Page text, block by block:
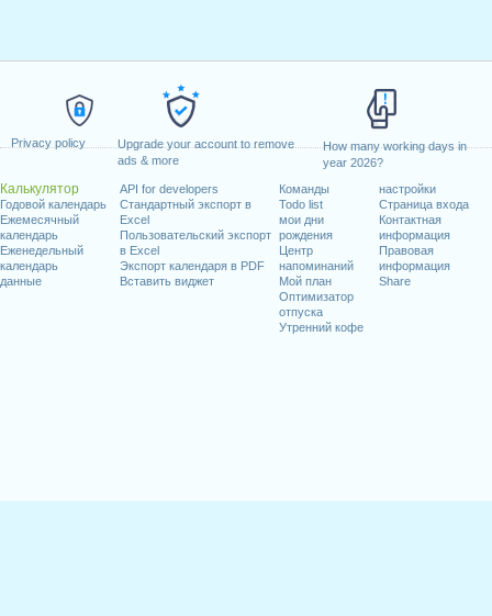
Privacy policy
Upgrade your account to remove
ads & more
How many working days in
year 2026?
Калькулятор
Годовой календарь
Ежемесячный
календарь
Еженедельный
календарь
данные
API for developers
Стандартный экспорт в
Excel
Пользовательский экспорт
в Excel
Экспорт календаря в PDF
Вставить виджет
Команды
Todo list
мои дни
рождения
Центр
напоминаний
Мой план
Оптимизатор
отпуска
Утренний кофе
настройки
Страница входа
Контактная
информация
Правовая
информация
Share